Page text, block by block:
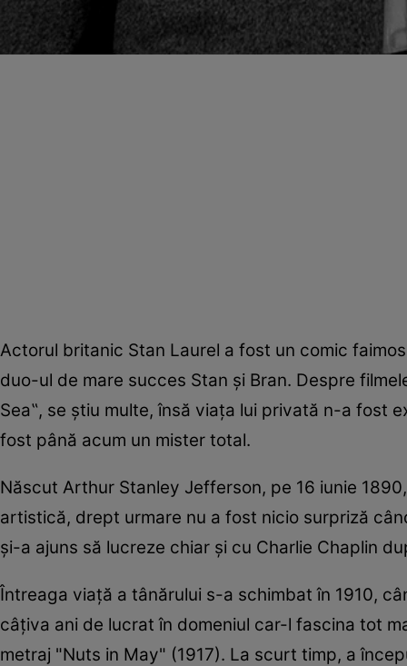
Actorul britanic Stan Laurel a fost un comic
duo-ul de mare succes Stan şi Bran. Despre
Sea‟, se ştiu multe, însă viaţa lui privată n-a fost
fost până acum un mister total.
Născut Arthur Stanley Jefferson, pe 16 iunie
artistică, drept urmare nu a fost nicio surpriză
şi-a ajuns să lucreze chiar şi cu Charlie Chaplin
Întreaga viaţă a tânărului s-a schimbat în 1910,
câţiva ani de lucrat în domeniul car-l fascina tot
metraj "Nuts in May" (1917). La scurt timp, a